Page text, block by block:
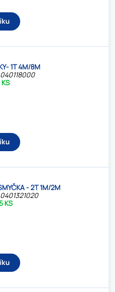
1T 4M/8M
KS
- 2T 1M/2M
KS